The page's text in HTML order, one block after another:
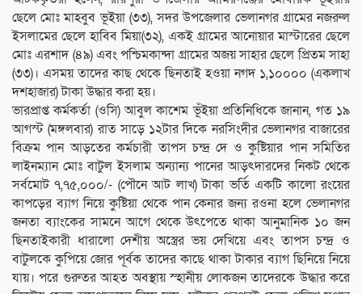
ছেলে মোঃ মাহবুব ভূইয়া (৩৩), সদর উপজেলার ভেলানগর গ্রামের নজরুল
ইসলামের ছেলে হাবিব মিয়া(৩২), একই গ্রামের আনোয়ার মাস্টারের ছেলে
মোঃ এরশাদ (৪৯) এবং পশ্চিমকান্দা গ্রামের অজয় সাহার ছেলে প্রিতম সাহা
(৩৩)। এসময় তাদের কাছ থেকে ছিনতাই হওয়া নগদ ১,১০০০০ (একলাখ
দশহাজার) টাকা উদ্ধার করা হয়।
ভারপ্রাপ্ত কর্মকর্তা (ওসি) আবুল কাশেম ভূঁইয়া প্রতিনিধিকে জানান, গত ১৯
আগস্ট (মঙ্গলবার) রাত সাড়ে ১২টার দিকে নরসিংদীর ভেলানগর বাজারের
বিক্রম পান আড়তের কর্মচারী তাপস চন্দ্র দে ও কুষ্টিয়ার পান সমিতির
লাইনম্যান মোঃ বাটুল ইসলাম অন্যান্য পানের আড়ৎদারদের নিকট থেকে
সর্বমোট ৭,৭৫,০০০/- (পৌনে আট লাখ) টাকা ভর্তি একটি কালো রংয়ের
কাপড়ের ব্যাগ নিয়ে কুষ্টিয়া থেকে পান কেনার জন্য রওনা হলে ভেলানগর
জনতা ব্যাংকের সামনে আগে থেকে উৎপেতে থাকা আনুমানিক ১০ জন
ছিনতাইকারী ধারালো দেশীয় অস্ত্রের ভয় দেখিয়ে এবং তাপস চন্দ্র ও
বাটুলকে কুপিয়ে জোর পূর্বক তাদের কাছে থাকা টাকার ব্যাগ ছিনিয়ে নিয়ে
যায়। পরে গুরুতর আহত অবস্থায় স্হানীয় লোকজন তাদেরকে উদ্ধার করে